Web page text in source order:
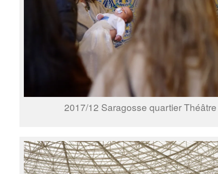
2017/12 Saragosse quartier